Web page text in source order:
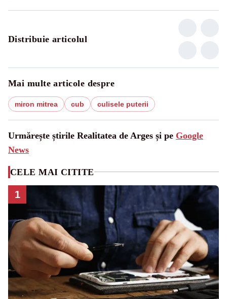
Distribuie articolul
Mai multe articole despre
miron mitrea cub culisele puterii
Urmărește știrile Realitatea de Arges și pe Google
News
CELE MAI CITITE
1